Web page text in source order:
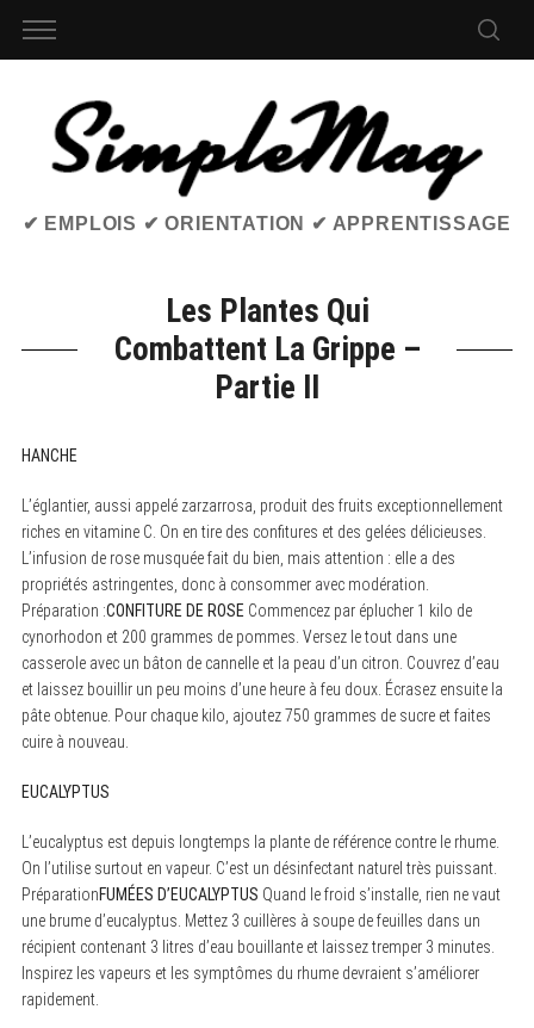
✔ EMPLOIS ✔ ORIENTATION ✔ APPRENTISSAGE
Les Plantes Qui
Combattent La Grippe –
Partie II
HANCHE
L’églantier, aussi appelé zarzarrosa, produit des fruits exceptionnellement
riches en vitamine C. On en tire des confitures et des gelées délicieuses.
L’infusion de rose musquée fait du bien, mais attention : elle a des
propriétés astringentes, donc à consommer avec modération.
Préparation :CONFITURE DE ROSE Commencez par éplucher 1 kilo de
cynorhodon et 200 grammes de pommes. Versez le tout dans une
casserole avec un bâton de cannelle et la peau d’un citron. Couvrez d’eau
et laissez bouillir un peu moins d’une heure à feu doux. Écrasez ensuite la
pâte obtenue. Pour chaque kilo, ajoutez 750 grammes de sucre et faites
cuire à nouveau.
EUCALYPTUS
L’eucalyptus est depuis longtemps la plante de référence contre le rhume.
On l’utilise surtout en vapeur. C’est un désinfectant naturel très puissant.
PréparationFUMÉES D’EUCALYPTUS Quand le froid s’installe, rien ne vaut
une brume d’eucalyptus. Mettez 3 cuillères à soupe de feuilles dans un
récipient contenant 3 litres d’eau bouillante et laissez tremper 3 minutes.
Inspirez les vapeurs et les symptômes du rhume devraient s’améliorer
rapidement.